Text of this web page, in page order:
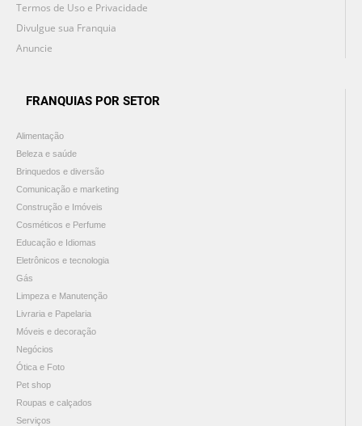
Termos de Uso e Privacidade
Divulgue sua Franquia
Anuncie
FRANQUIAS POR SETOR
Alimentação
Beleza e saúde
Brinquedos e diversão
Comunicação e marketing
Construção e Imóveis
Cosméticos e Perfume
Educação e Idiomas
Eletrônicos e tecnologia
Gás
Limpeza e Manutenção
Livraria e Papelaria
Móveis e decoração
Negócios
Ótica e Foto
Pet shop
Roupas e calçados
Serviços